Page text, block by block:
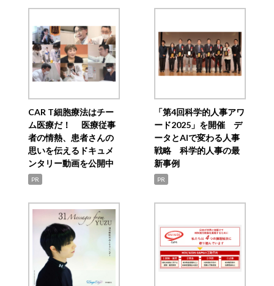
CAR T細胞療法はチー
ム医療だ！ 医療従事
者の情熱、患者さんの
思いを伝えるドキュメ
ンタリー動画を公開中
PR
「第4回科学的人事アワ
ード2025」を開催 デ
ータとAIで変わる人事
戦略 科学的人事の最
新事例
PR